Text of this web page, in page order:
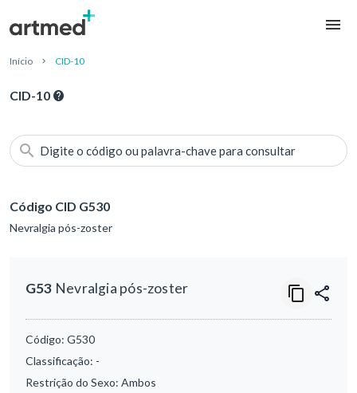
Início CID-10
CID-10
Digite o código ou palavra-chave para consultar
Código CID G530
Nevralgia pós-zoster
G53 Nevralgia pós-zoster
Código: G530
Classificação: -
Restrição do Sexo: Ambos